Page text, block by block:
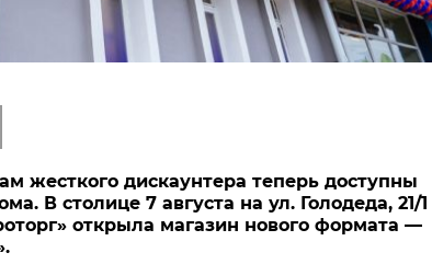
жесткого дискаунтера теперь доступны
В столице 7 августа на ул. Голодеда, 21/1
открыла магазин нового формата —